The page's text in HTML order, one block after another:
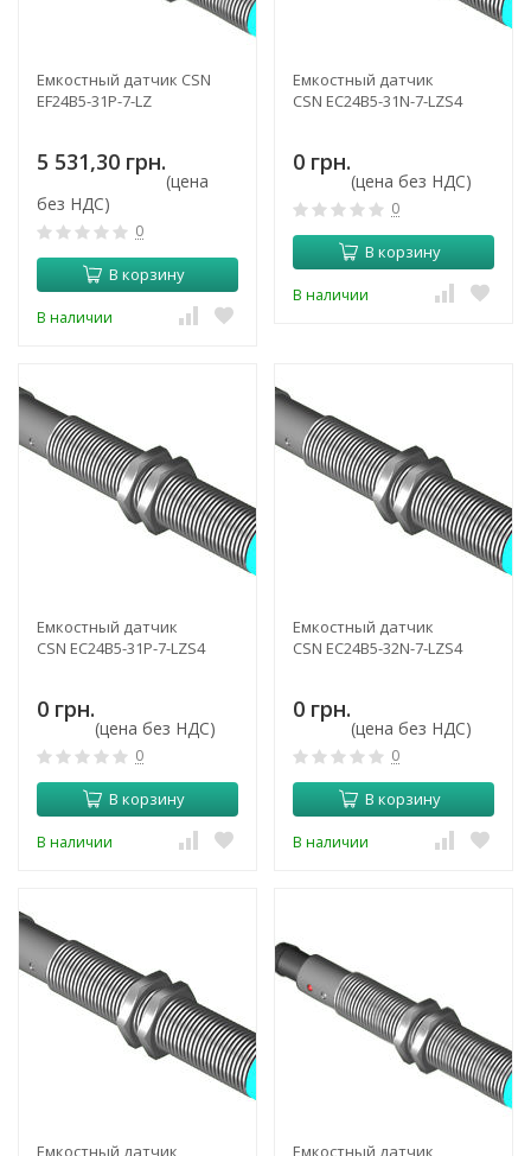
Емкостный датчик CSN
EF24B5-31P-7-LZ
5 531,30 грн.
(цена
без НДС)
0
В корзину
В наличии
Емкостный датчик
CSN EC24B5-31N-7-LZS4
0 грн.
(цена без НДС)
0
В корзину
В наличии
Емкостный датчик
CSN EC24B5-31P-7-LZS4
0 грн.
(цена без НДС)
0
В корзину
В наличии
Емкостный датчик
CSN EC24B5-32N-7-LZS4
0 грн.
(цена без НДС)
0
В корзину
В наличии
Емкостный датчик
Емкостный датчик